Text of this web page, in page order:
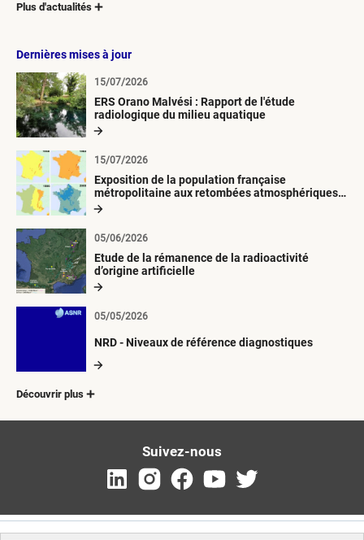
Plus d'actualités
Dernières mises à jour
ERS Orano Malvési : Rapport de l'étude
radiologique du milieu aquatique
15/07/2026
Exposition de la population française
métropolitaine aux retombées atmosphériques
radioactives depuis 1945
15/07/2026
Etude de la rémanence de la radioactivité
d’origine artificielle
05/06/2026
NRD - Niveaux de référence diagnostiques
05/05/2026
Découvrir plus
Suivez-nous